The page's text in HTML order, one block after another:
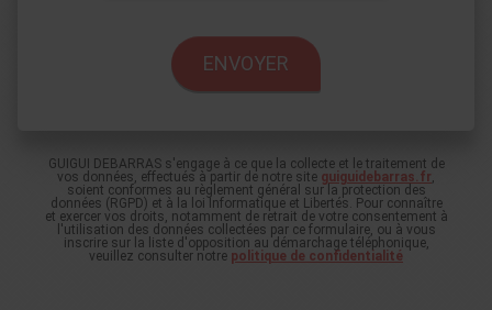
GUIGUI DEBARRAS s'engage à ce que la collecte et le traitement de
vos données, effectués à partir de notre site guiguidebarras.fr,
soient conformes au règlement général sur la protection des
données (RGPD) et à la loi Informatique et Libertés. Pour connaître
et exercer vos droits, notamment de retrait de votre consentement à
l'utilisation des données collectées par ce formulaire, ou à vous
inscrire sur la liste d'opposition au démarchage téléphonique,
veuillez consulter notre politique de confidentialité